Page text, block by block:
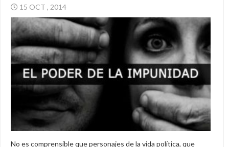
15 OCT , 2014
No es comprensible que personajes de la vida política, que